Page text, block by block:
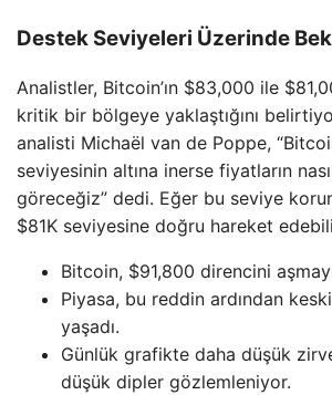
Destek Seviyeleri Üzerinde
Analistler, Bitcoin’ın $83,000 ile
kritik bir bölgeye yaklaştığını
analisti Michaël van de Poppe,
seviyesinin altına inerse fiyatların
göreceğiz” dedi. Eğer bu seviye
$81K seviyesine doğru hareket
Bitcoin, $91,800 direncini
Piyasa, bu reddin ardından
yaşadı.
Günlük grafikte daha düşük
düşük dipler gözlemleniyor.